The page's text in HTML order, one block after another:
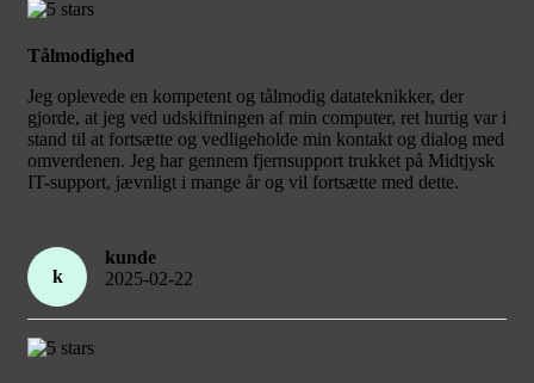
Tålmodighed
Jeg oplevede en kompetent og tålmodig datateknikker, der
gjorde, at jeg ved udskiftningen af min computer, ret hurtig var i
stand til at fortsætte og vedligeholde min kontakt og dialog med
omverdenen. Jeg har gennem fjernsupport trukket på Midtjysk
IT-support, jævnligt i mange år og vil fortsætte med dette.
k
kunde
2025-02-22